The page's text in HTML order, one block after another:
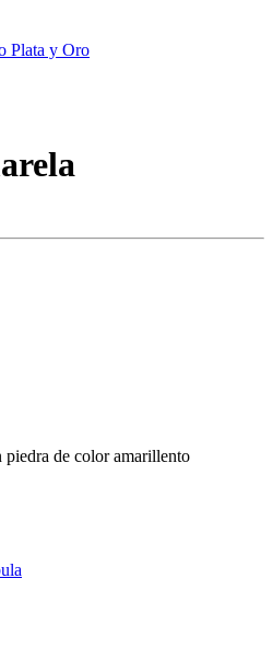
Plata y Oro
piedra de color amarillento